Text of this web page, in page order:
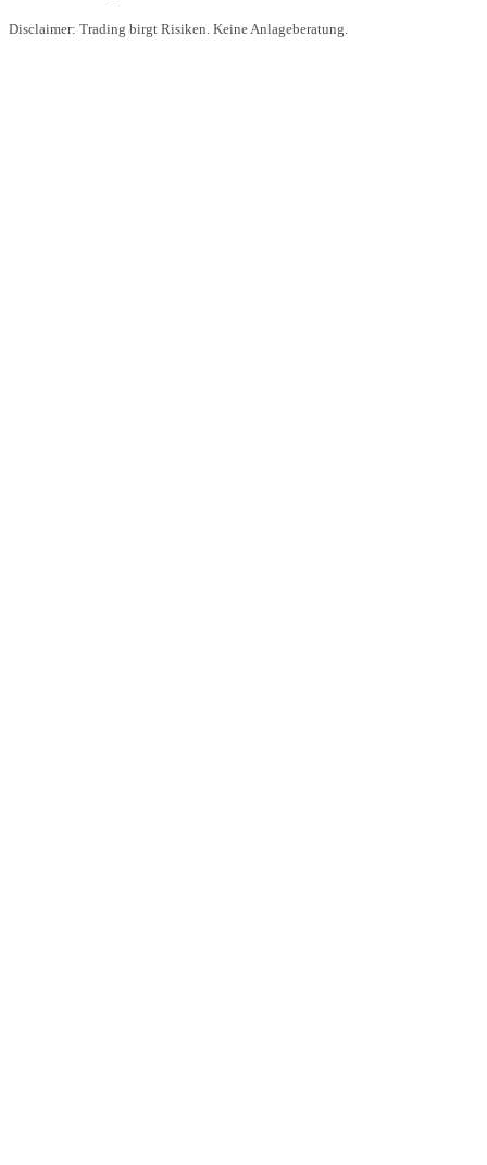
Disclaimer: Trading birgt Risiken. Keine Anlageberatung.